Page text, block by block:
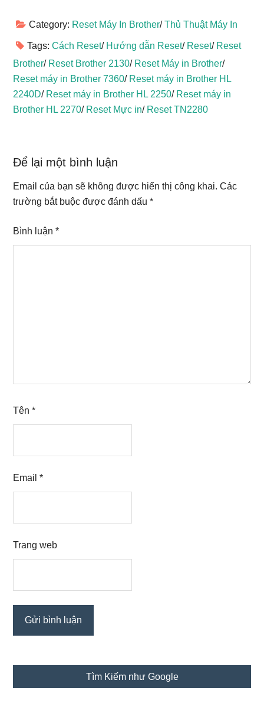
Category: Reset Máy In Brother/Thủ Thuật Máy In
Tags:Cách Reset/ Hướng dẫn Reset/ Reset/ Reset
Brother/ Reset Brother 2130/ Reset Máy in Brother/
Reset máy in Brother 7360/ Reset máy in Brother HL
2240D/ Reset máy in Brother HL 2250/ Reset máy in
Brother HL 2270/ Reset Mực in/ Reset TN2280
Reader
Interactions
Để lại một bình luận
Email của bạn sẽ không được hiển thị công khai. Các
trường bắt buộc được đánh dấu*
Bình luận*
Tên*
Email*
Trang web
chính
Tìm Kiếm như Google